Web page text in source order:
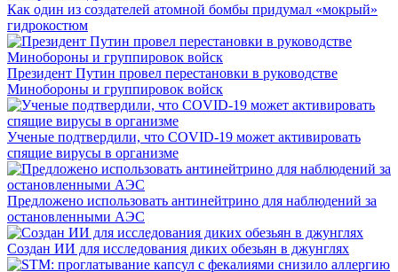
Как один из создателей атомной бомбы придумал «мокрый»
гидрокостюм
Президент Путин провел перестановки в руководстве
Минобороны и группировок войск
Ученые подтвердили, что COVID-19 может активировать
спящие вирусы в организме
Предложено использовать антинейтрино для наблюдений за
остановленными АЭС
Создан ИИ для исследования диких обезьян в джунглях